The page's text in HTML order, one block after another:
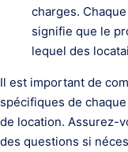
charges.
signifie que le
lequel des
Il est important de
spécifiques de
de location. Assurez-
des questions si